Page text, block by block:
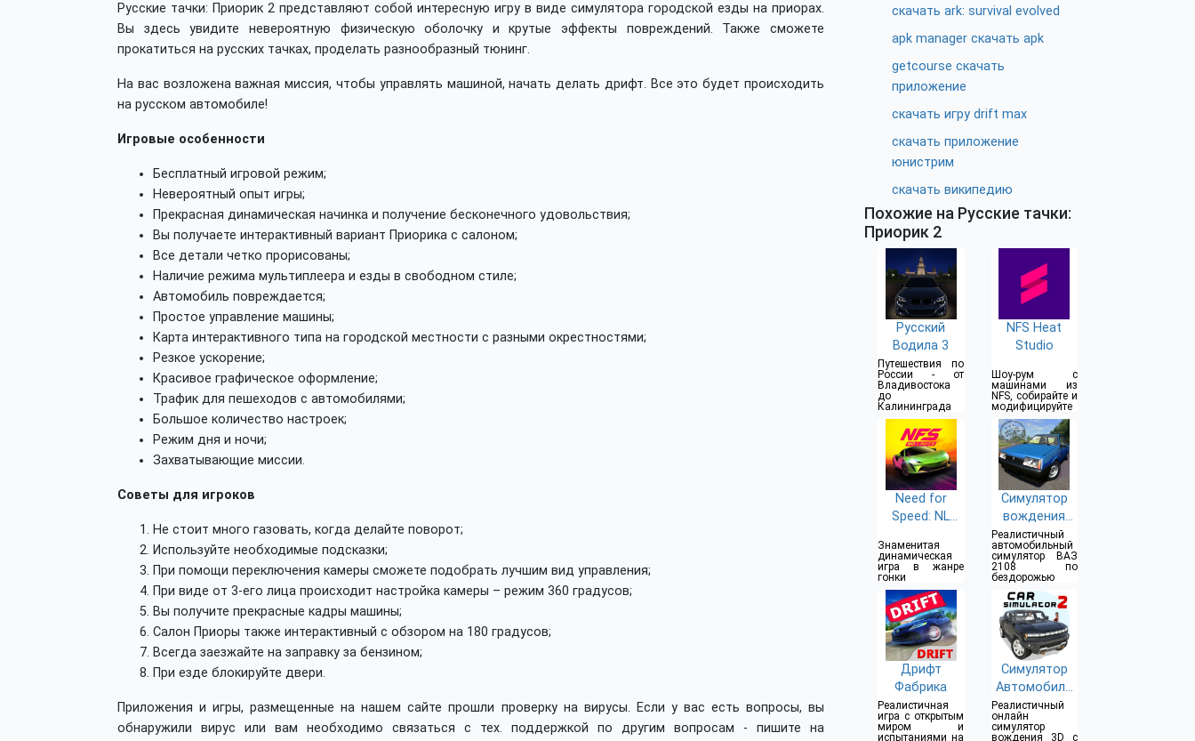
Русские тачки: Приорик 2 представляют собой интересную игру в виде симулятора городской езды на приорах.
Вы здесь увидите невероятную физическую оболочку и крутые эффекты повреждений. Также сможете
прокатиться на русских тачках, проделать разнообразный тюнинг.
На вас возложена важная миссия, чтобы управлять машиной, начать делать дрифт. Все это будет происходить
на русском автомобиле!
Игровые особенности
Бесплатный игровой режим;
Невероятный опыт игры;
Прекрасная динамическая начинка и получение бесконечного удовольствия;
Вы получаете интерактивный вариант Приорика с салоном;
Все детали четко прорисованы;
Наличие режима мультиплеера и езды в свободном стиле;
Автомобиль повреждается;
Простое управление машины;
Карта интерактивного типа на городской местности с разными окрестностями;
Резкое ускорение;
Красивое графическое оформление;
Трафик для пешеходов с автомобилями;
Большое количество настроек;
Режим дня и ночи;
Захватывающие миссии.
Советы для игроков
Не стоит много газовать, когда делайте поворот;
Используйте необходимые подсказки;
При помощи переключения камеры сможете подобрать лучшим вид управления;
При виде от 3-его лица происходит настройка камеры – режим 360 градусов;
Вы получите прекрасные кадры машины;
Салон Приоры также интерактивный с обзором на 180 градусов;
Всегда заезжайте на заправку за бензином;
При езде блокируйте двери.
Приложения и игры, размещенные на нашем сайте прошли проверку на вирусы. Если у вас есть вопросы, вы
обнаружили вирус или вам необходимо связаться с тех. поддержкой по другим вопросам - пишите на
скачать ark: survival evolved
apk manager скачать apk
getcourse скачать
приложение
скачать игру drift max
скачать приложение
юнистрим
скачать википедию
Похожие на Русские тачки:
Приорик 2
Русский
Водила 3
Путешествия по
России - от
Владивостока
до
Калининграда
NFS Heat
Studio
Шоу-рум с
машинами из
NFS, собирайте и
модифицируйте
Need for
Speed: NL
Знаменитая
динамическая
игра в жанре
гонки
Симулятор
вождения
ВАЗ 2108 SE
Реалистичный
автомобильный
симулятор ВАЗ
2108 по
бездорожью
Дрифт
Фабрика
Реалистичная
игра с открытым
миром и
испытаниями на
Симулятор
Автомобиля
2
Реалистичный
онлайн
симулятор
вождения 3D с